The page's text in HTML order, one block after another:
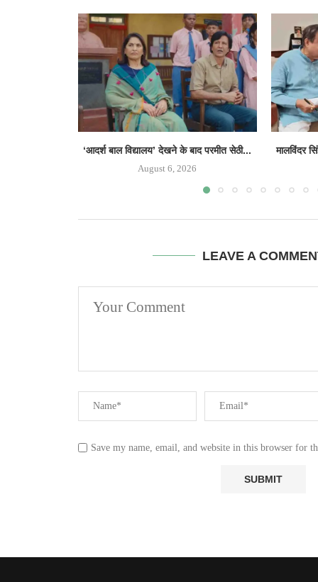
‘आदर्श बाल विद्यालय’ देखने के बाद परमीत सेठी...
August 6, 2026
मालविंदर
LEAVE A
Save my name, email, and website in this browser for